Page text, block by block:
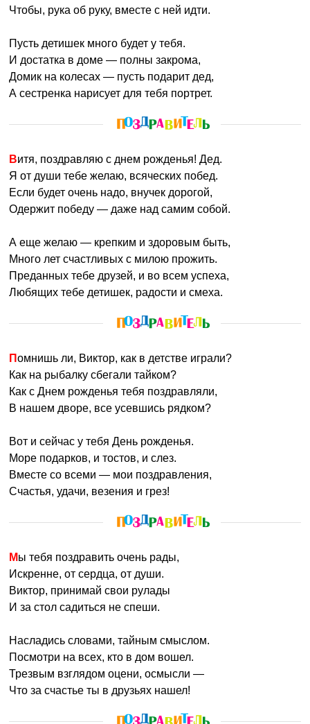
Чтобы, рука об руку, вместе с ней идти.
Пусть детишек много будет у тебя.
И достатка в доме — полны закрома,
Домик на колесах — пусть подарит дед,
А сестренка нарисует для тебя портрет.
Витя, поздравляю с днем рожденья! Дед.
Я от души тебе желаю, всяческих побед.
Если будет очень надо, внучек дорогой,
Одержит победу — даже над самим собой.
А еще желаю — крепким и здоровым быть,
Много лет счастливых с милою прожить.
Преданных тебе друзей, и во всем успеха,
Любящих тебе детишек, радости и смеха.
Помнишь ли, Виктор, как в детстве играли?
Как на рыбалку сбегали тайком?
Как с Днем рожденья тебя поздравляли,
В нашем дворе, все усевшись рядком?
Вот и сейчас у тебя День рожденья.
Море подарков, и тостов, и слез.
Вместе со всеми — мои поздравления,
Счастья, удачи, везения и грез!
Мы тебя поздравить очень рады,
Искренне, от сердца, от души.
Виктор, принимай свои рулады
И за стол садиться не спеши.
Насладись словами, тайным смыслом.
Посмотри на всех, кто в дом вошел.
Трезвым взглядом оцени, осмысли —
Что за счастье ты в друзьях нашел!